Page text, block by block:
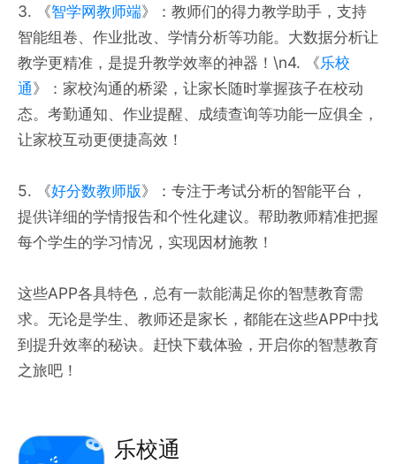
3. 《智学网教师端》：教师们的得力教学助手，支持
智能组卷、作业批改、学情分析等功能。大数据分析让
教学更精准，是提升教学效率的神器！\n4. 《乐校
通》：家校沟通的桥梁，让家长随时掌握孩子在校动
态。考勤通知、作业提醒、成绩查询等功能一应俱全，
让家校互动更便捷高效！
5. 《好分数教师版》：专注于考试分析的智能平台，
提供详细的学情报告和个性化建议。帮助教师精准把握
每个学生的学习情况，实现因材施教！
这些APP各具特色，总有一款能满足你的智慧教育需
求。无论是学生、教师还是家长，都能在这些APP中找
到提升效率的秘诀。赶快下载体验，开启你的智慧教育
之旅吧！
乐校通